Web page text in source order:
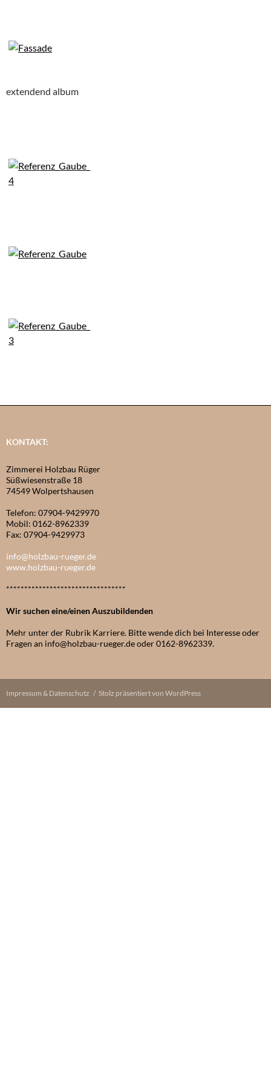
extendend album
KONTAKT:
Zimmerei Holzbau Rüger
Süßwiesenstraße 18
74549 Wolpertshausen
Telefon: 07904-9429970
Mobil: 0162-8962339
Fax: 07904-9429973
info@holzbau-rueger.de
www.holzbau-rueger.de
*********************************
Wir suchen eine/einen Auszubildenden
Mehr unter der Rubrik Karriere. Bitte wende dich bei Interesse oder
Fragen an info@holzbau-rueger.de oder 0162-8962339.
Impressum & Datenschutz Stolz präsentiert von WordPress